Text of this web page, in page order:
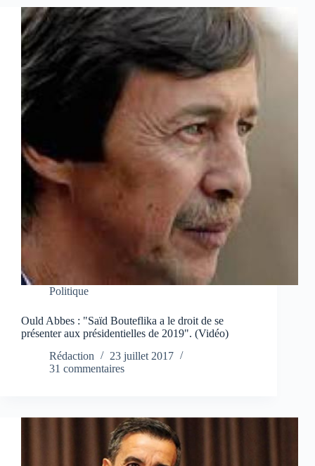
Politique
Ould Abbes : "Saïd Bouteflika a le droit de se
présenter aux présidentielles de 2019". (Vidéo)
Rédaction
23 juillet 2017
31 commentaires